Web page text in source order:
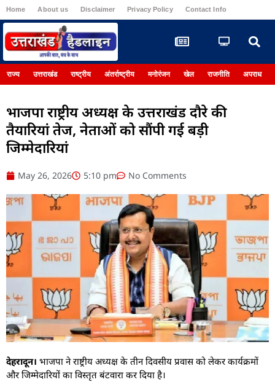
Home About us Disclaimer Privacy Policy Contact Info
राज्य उत्तराखंड राष्ट्रीय अंतर्राष्ट्रीय मनोरंजन खेल राजनीति अपराध
भाजपा राष्ट्रीय अध्यक्ष के उत्तराखंड दौरे की
तैयारियां तेज, नेताओं को सौंपी गई बड़ी
जिम्मेदारियां
May 26, 2026 5:10 pm No Comments
देहरादून। भाजपा ने राष्ट्रीय अध्यक्ष के तीन दिवसीय प्रवास को लेकर कार्यक्रमों
और जिम्मेदारियों का विस्तृत बंटवारा कर दिया है।